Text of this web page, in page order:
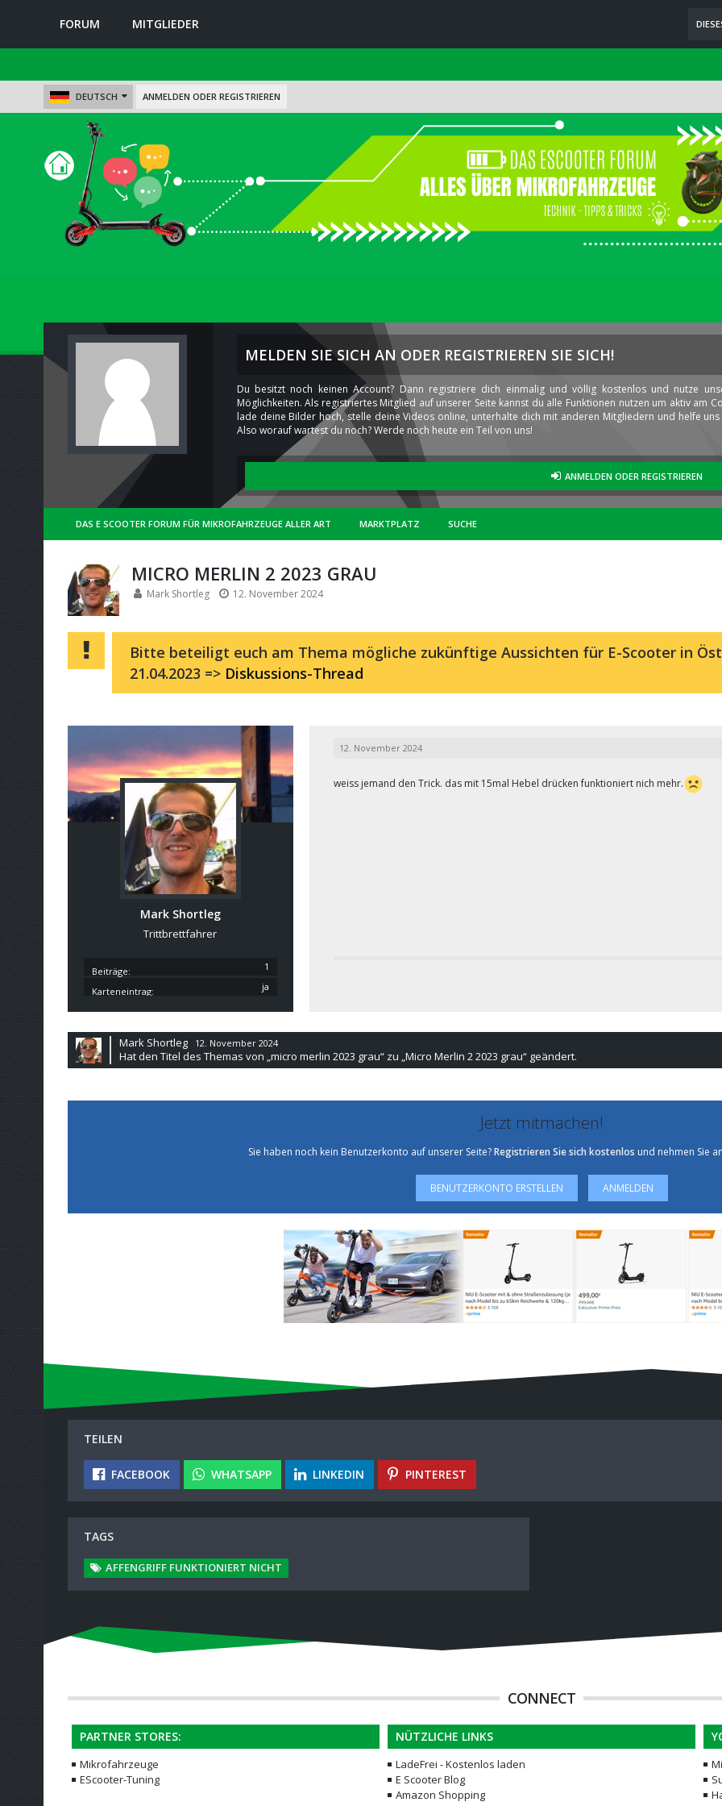
FORUM MITGLIEDER
DEUTSCH ANMELDEN ODER REGISTRIEREN
MELDEN SIE SICH AN ODER REGISTRIEREN SIE SICH!
Du besitzt noch keinen Account? Dann registriere dich einmalig und völlig kostenlos und nutze
Möglichkeiten. Als registriertes Mitglied auf unserer Seite kannst du alle Funktionen nutzen um aktiv am
lade deine Bilder hoch, stelle deine Videos online, unterhalte dich mit anderen Mitgliedern und helfe
Also worauf wartest du noch? Werde noch heute ein Teil von uns!
ANMELDEN ODER REGISTRIEREN
DAS E SCOOTER FORUM FÜR MIKROFAHRZEUGE ALLER ART MARKTPLATZ SUCHE
MICRO MERLIN 2 2023 GRAU
Mark Shortleg 12. November 2024
Bitte beteiligt euch am Thema mögliche zukünftige Aussichten für E-Scooter in
21.04.2023 => Diskussions-Thread
Mark Shortleg
Trittbrettfahrer
Beiträge 1
Karteneintrag ja
12. November 2024
weiss jemand den Trick. das mit 15mal Hebel drücken funktioniert nich mehr.
Mark Shortleg 12. November 2024
Hat den Titel des Themas von „micro merlin 2023 grau“ zu „Micro Merlin 2 2023 grau“ geändert.
Jetzt mitmachen!
Sie haben noch kein Benutzerkonto auf unserer Seite?Registrieren Sie sich kostenlos und nehmen Sie
BENUTZERKONTO ERSTELLEN ANMELDEN
TEILEN
FACEBOOK WHATSAPP LINKEDIN PINTEREST
TAGS
AFFENGRIFF FUNKTIONIERT NICHT
CONNECT
PARTNER STORES:
Mikrofahrzeuge
EScooter-Tuning
NÜTZLICHE LINKS
LadeFrei - Kostenlos laden
E Scooter Blog
Amazon Shopping